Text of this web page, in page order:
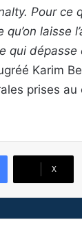
Pour ce
laisse
qui dépasse
Karim
prises au
X